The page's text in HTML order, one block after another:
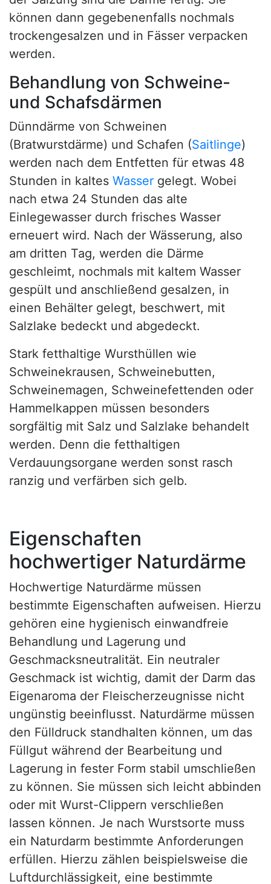
können dann gegebenenfalls nochmals
trockengesalzen und in Fässer verpacken
werden.
Behandlung von Schweine-
und Schafsdärmen
Dünndärme von Schweinen
(Bratwurstdärme) und Schafen (Saitlinge)
werden nach dem Entfetten für etwas 48
Stunden in kaltes Wasser gelegt. Wobei
nach etwa 24 Stunden das alte
Einlegewasser durch frisches Wasser
erneuert wird. Nach der Wässerung, also
am dritten Tag, werden die Därme
geschleimt, nochmals mit kaltem Wasser
gespült und anschließend gesalzen, in
einen Behälter gelegt, beschwert, mit
Salzlake bedeckt und abgedeckt.
Stark fetthaltige Wursthüllen wie
Schweinekrausen, Schweinebutten,
Schweinemagen, Schweinefettenden oder
Hammelkappen müssen besonders
sorgfältig mit Salz und Salzlake behandelt
werden. Denn die fetthaltigen
Verdauungsorgane werden sonst rasch
ranzig und verfärben sich gelb.
Eigenschaften
hochwertiger Naturdärme
Hochwertige Naturdärme müssen
bestimmte Eigenschaften aufweisen. Hierzu
gehören eine hygienisch einwandfreie
Behandlung und Lagerung und
Geschmacksneutralität. Ein neutraler
Geschmack ist wichtig, damit der Darm das
Eigenaroma der Fleischerzeugnisse nicht
ungünstig beeinflusst. Naturdärme müssen
den Fülldruck standhalten können, um das
Füllgut während der Bearbeitung und
Lagerung in fester Form stabil umschließen
zu können. Sie müssen sich leicht abbinden
oder mit Wurst-Clippern verschließen
lassen können. Je nach Wurstsorte muss
ein Naturdarm bestimmte Anforderungen
erfüllen. Hierzu zählen beispielsweise die
Luftdurchlässigkeit, eine bestimmte